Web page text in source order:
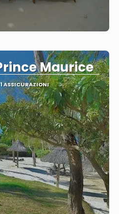
Maurice
1 ASSICURAZIONI